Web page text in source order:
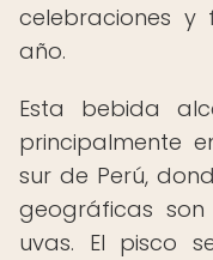
celebraciones
año.
Esta bebida
principalmente
sur de Perú,
geográficas
uvas. El pisco